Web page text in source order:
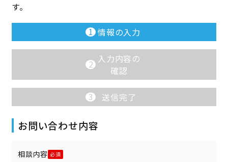
す。
1 情報の入力
2 入力内容の
確認
3 送信完了
お問い合わせ内容
相談内容